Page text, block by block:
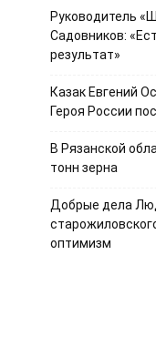
Руководитель
Садовников:
результат»
Казак Евгений
Героя России
В Рязанской
тонн зерна
Добрые дела
оптимизм